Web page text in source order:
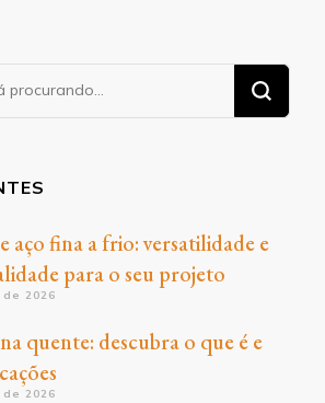
aço fina a frio: versatilidade e
para o seu projeto
2026
quente: descubra o que é e
2026